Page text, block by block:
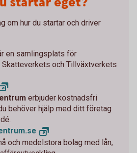
om hur du startar och driver
en samlingsplats för
och Tillväxtverkets
erbjuder kostnadsfri
behöver hjälp med ditt företag
se
och medelstora bolag med lån,